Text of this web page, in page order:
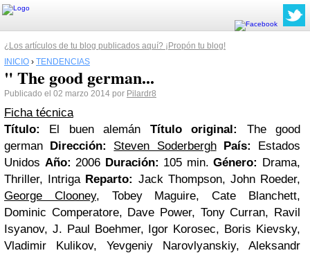
¿Los artículos de tu blog publicados aquí? ¡Propón tu blog!
INICIO › TENDENCIAS
" The good german...
Publicado el 02 marzo 2014 por Pilardr8
Ficha técnica
Título:
El buen alemán Título original:
The good
german Dirección: Steven Soderbergh País: Estados
Unidos Año: 2006 Duración: 105 min. Género: Drama,
Thriller, Intriga Reparto: Jack Thompson, John Roeder,
George Clooney, Tobey Maguire, Cate Blanchett,
Dominic Comperatore, Dave Power, Tony Curran, Ravil
Isyanov, J. Paul Boehmer, Igor Korosec, Boris Kievsky,
Vladimir Kulikov, Yevgeniy Narovlyanskiy, Aleksandr